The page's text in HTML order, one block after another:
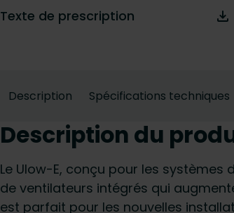
Texte de prescription
Description Spécifications techniques
Description du
Le Ulow-E, conçu pour les
de ventilateurs intégrés qui
est parfait pour les nouvelles